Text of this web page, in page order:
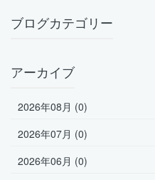
ブログカテゴリー
アーカイブ
2026年08月 (0)
2026年07月 (0)
2026年06月 (0)